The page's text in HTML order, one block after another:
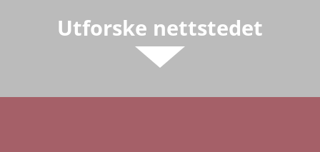
Utforske nettstedet